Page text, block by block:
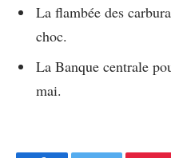
La flambée des
choc.
La Banque centrale
mai.